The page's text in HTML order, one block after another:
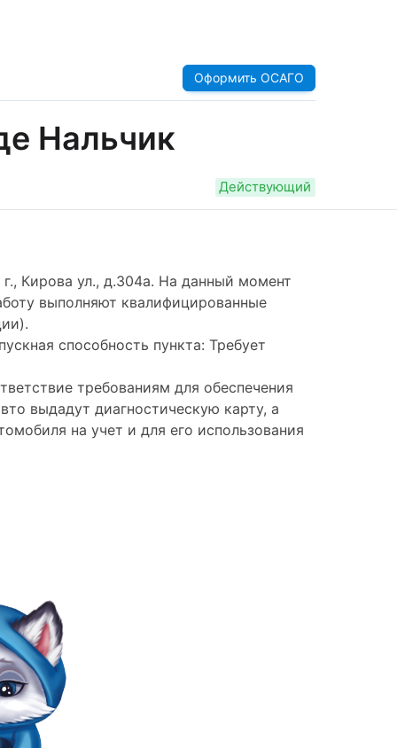
Оформить ОСАГО
Нальчик
Действующий
Кирова ул., д.304а. На данный момент
выполняют квалифицированные
способность пункта: Требует
требованиям для обеспечения
выдадут диагностическую карту, а
на учет и для его использования